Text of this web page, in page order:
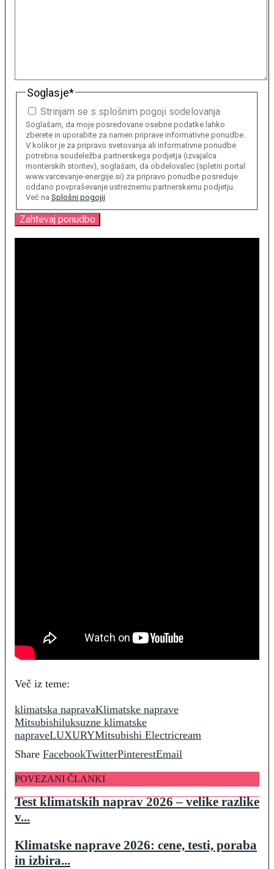
Soglasje*
Strinjam se s splošnim pogoji sodelovanja
Soglašam, da moje posredovane osebne podatke lahko
zberete in uporabite za namen priprave informativne ponudbe.
V kolikor je za pripravo svetovanja ali informativne ponudbe
potrebna soudeležba partnerskega podjetja (izvajalca
monterskih storitev), soglašam, da obdelovalec (spletni portal
www.varcevanje-energije.si) za pripravo ponudbe posreduje
oddano povpraševanje ustreznemu partnerskemu podjetju.
Več na Splošni pogojii
Več iz teme:
klimatska napravaKlimatske naprave
Mitsubishiluksuzne klimatske
napraveLUXURYMitsubishi Electricream
Share FacebookTwitterPinterestEmail
POVEZANI ČLANKI
Test klimatskih naprav 2026 – velike razlike
v...
Klimatske naprave 2026: cene, testi, poraba
in izbira...